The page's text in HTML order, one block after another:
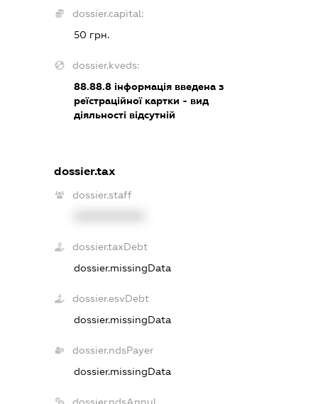
dossier.capital:
50 грн.
dossier.kveds:
88.88.8 інформація введена з
реїстраційної картки - вид
діяльності відсутній
dossier.tax
dossier.staff
dossier.taxDebt
dossier.missingData
dossier.esvDebt
dossier.missingData
dossier.ndsPayer
dossier.missingData